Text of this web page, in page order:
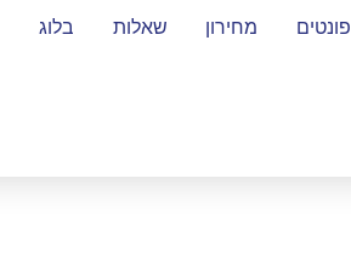
פונטים מחירון שאלות בלוג